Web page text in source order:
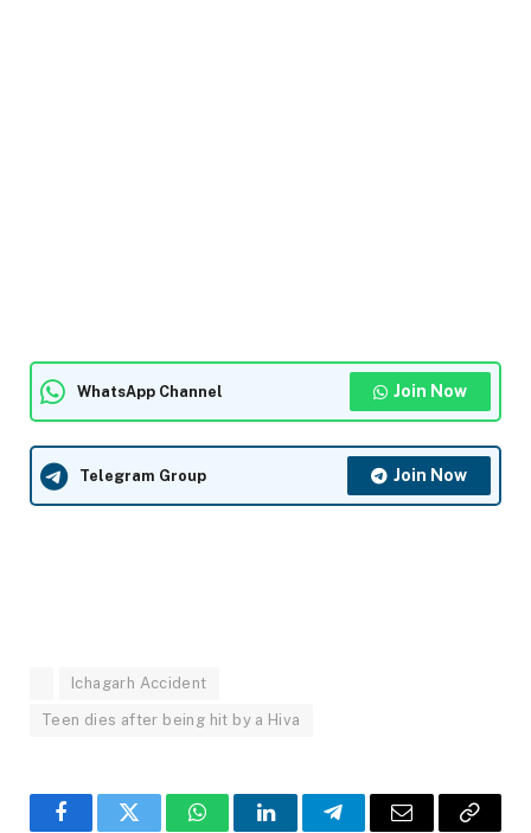
WhatsApp Channel Join Now
Telegram Group Join Now
Ichagarh Accident
Teen dies after being hit by a Hiva